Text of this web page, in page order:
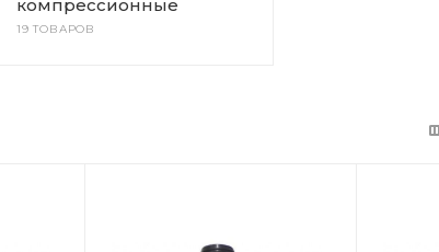
компрессионные
19 ТОВАРОВ